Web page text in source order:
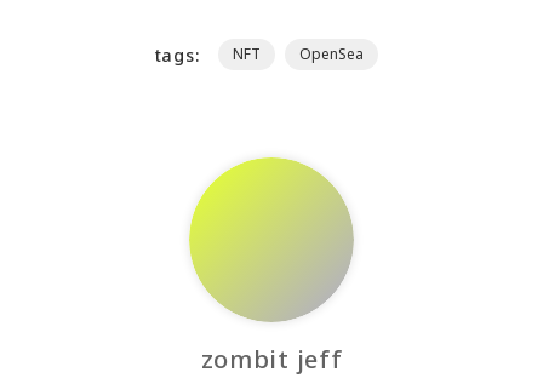
tags: NFT OpenSea
zombit jeff